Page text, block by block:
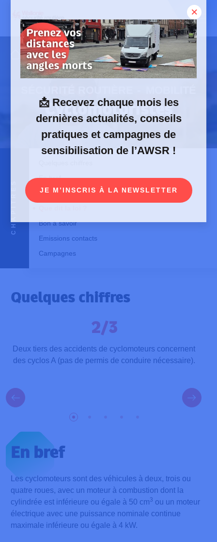
content
Sécurité routière Cyclomotoristes
Cyclomotoristes
Quelques chiffres
2/3
Deux tiers des accidents de cyclomoteurs concernent
des cyclos A (pas de permis de conduire nécessaire).
En bref
Les cyclomoteurs sont des véhicules à deux, trois ou
quatre roues, avec un moteur à combustion dont la
cylindrée est inférieure ou égale à 50 cm3 ou un moteur
électrique avec une puissance nominale continue
maximale inférieure ou égale à 4 kW.
CHAPITRES
En bref
Risques et dangers
Bon à savoir
Emissions contacts
Campagnes
📩 Recevez chaque mois les
dernières actualités, conseils
pratiques et campagnes de
sensibilisation de l’AWSR !
JE M’INSCRIS À LA NEWSLETTER